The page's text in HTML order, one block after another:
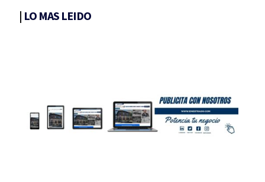
| LO MAS LEIDO